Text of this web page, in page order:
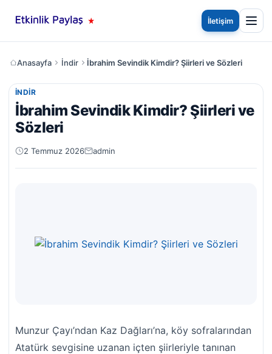
İletişim
Anasayfa İndir İbrahim Sevindik Kimdir? Şiirleri ve Sözleri
İNDIR
İbrahim Sevindik Kimdir? Şiirleri ve
Sözleri
2 Temmuz 2026 admin
Munzur Çayı’ndan Kaz Dağları’na, köy sofralarından
Atatürk sevgisine uzanan içten şiirleriyle tanınan